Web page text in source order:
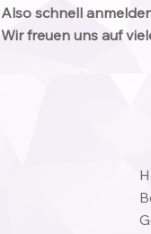
Also schnell
Wir freuen uns auf